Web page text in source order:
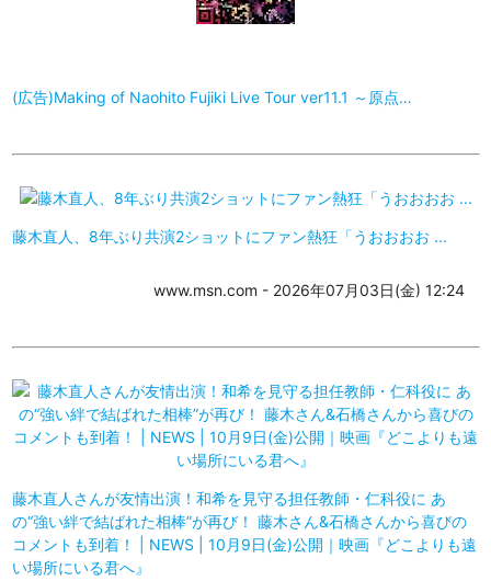
(広告)Making of Naohito Fujiki Live Tour ver11.1 ～原点…
藤木直人、8年ぶり共演2ショットにファン熱狂「うおおおお ...
www.msn.com - 2026年07月03日(金) 12:24
藤木直人さんが友情出演！和希を見守る担任教師・仁科役に あ
の“強い絆で結ばれた相棒”が再び！ 藤木さん&石橋さんから喜びの
コメントも到着！ | NEWS | 10月9日(金)公開｜映画『どこよりも遠
い場所にいる君へ』